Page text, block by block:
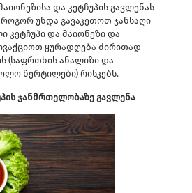
და კეტჩუპის გავლენას
უნდა გავაკეთოთ ჯანსაღი
კეტჩუპი და მაიონეზი და
ყურადღება ძირითად
(საფრთხის ანალიზი და
წერტილები) რისკებს.
ჯანმრთელობაზე გავლენა